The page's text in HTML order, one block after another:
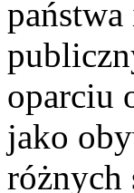
oparciu
jako
różnych